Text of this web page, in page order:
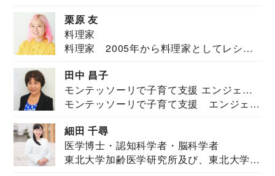
栗原 友
料理家
料理家 2005年から料理家としてレシピ
田中 昌子
モンテッソーリで子育て支援 エンジェル
ズハウス研究所所長
モンテッソーリで子育て支援 エンジェル
細田 千尋
医学博士・認知科学者・脳科学者
東北大学加齢医学研究所及び、東北大学大